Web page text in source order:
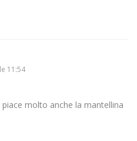
11:54
molto anche la mantellina